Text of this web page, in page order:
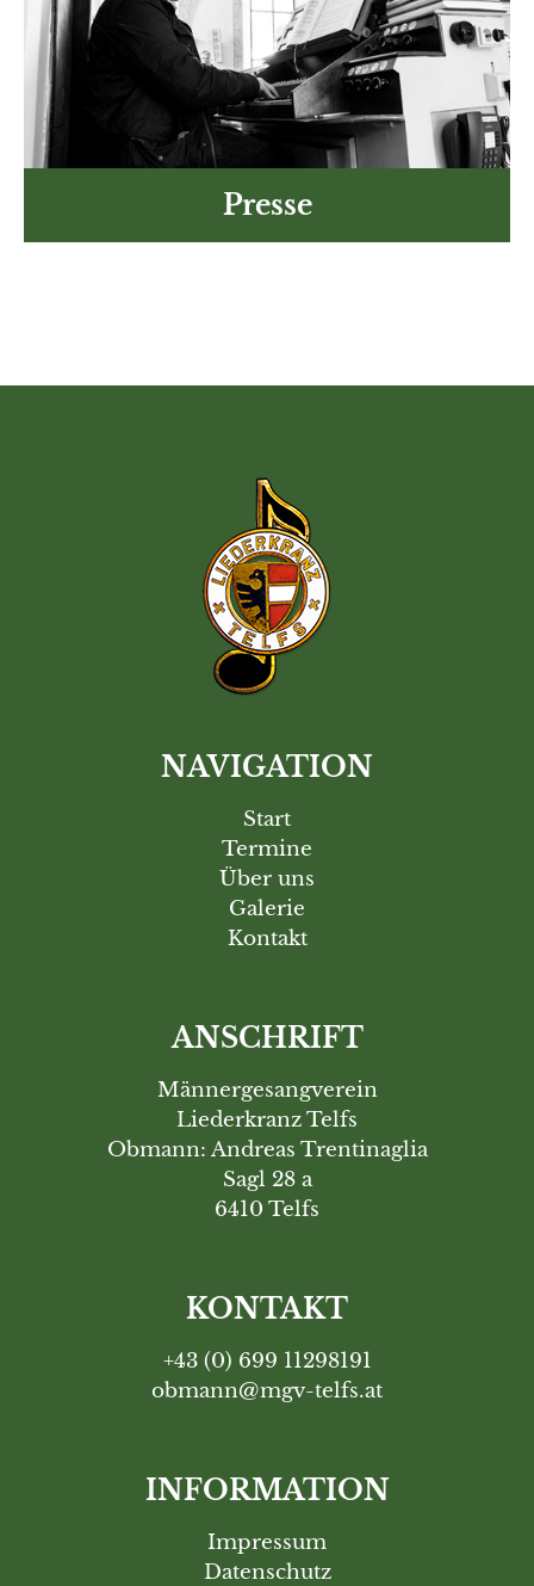
Presse
NAVIGATION
Start
Termine
Über uns
Galerie
Kontakt
ANSCHRIFT
Männergesangverein
Liederkranz Telfs
Obmann: Andreas Trentinaglia
Sagl 28 a
6410 Telfs
KONTAKT
+43 (0) 699 11298191
obmann@mgv-telfs.at
INFORMATION
Impressum
Datenschutz